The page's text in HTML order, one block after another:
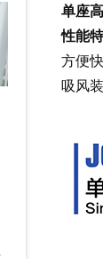
单座
性能
方便
吸风